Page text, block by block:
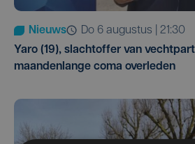
Nieuws
do 6 augustus | 21:30
Yaro (19), slachtoffer van
maandenlange coma overleden